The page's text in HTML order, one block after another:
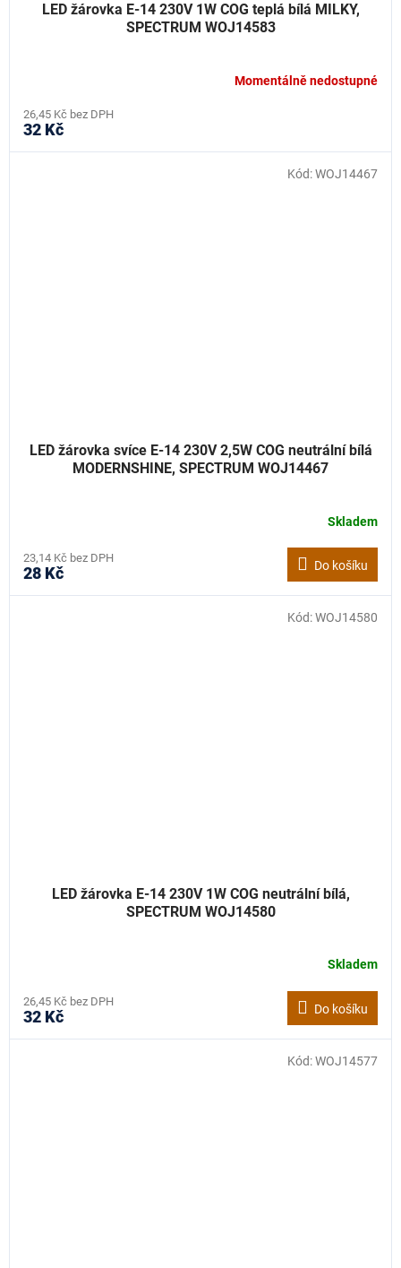
LED žárovka E-14 230V 1W COG teplá bílá MILKY,
SPECTRUM WOJ14583
Momentálně nedostupné
26,45 Kč bez DPH
32 Kč
LED žárovka svíce E-14 230V 2,5W COG neutrální bílá
MODERNSHINE, SPECTRUM WOJ14467
Skladem
23,14 Kč bez DPH
28 Kč Do košíku
Kód:WOJ14467
LED žárovka E-14 230V 1W COG neutrální bílá,
SPECTRUM WOJ14580
Skladem
26,45 Kč bez DPH
32 Kč Do košíku
Kód:WOJ14580
Kód:WOJ14577